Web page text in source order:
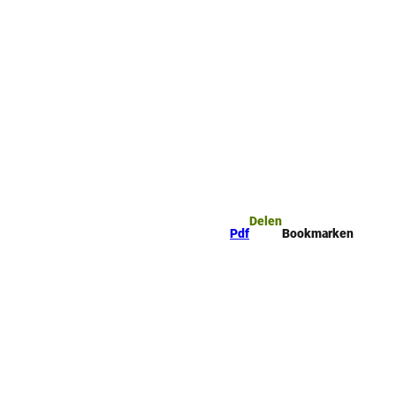
Pdf
Delen
Bookmarken